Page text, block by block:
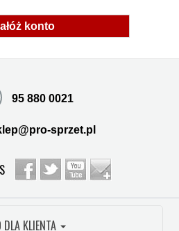
konto
95 880 0021
sprzet.pl
DLA KLIENTA